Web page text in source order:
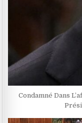
Condamné Dans